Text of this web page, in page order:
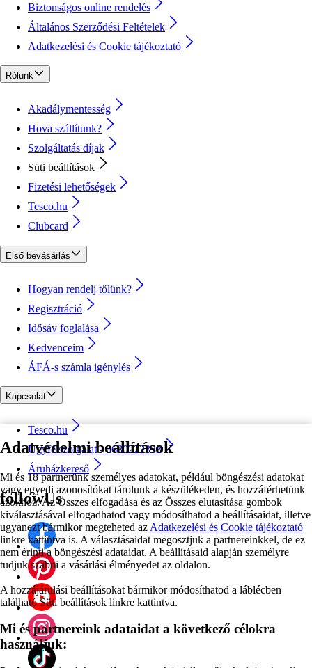
Adatvédelmi beállítások
Mi és 18 partnerünk személyes adatokat, például böngészési adatokat
vagy egyedi azonosítókat tárolunk a készülékeden, és hozzáférhetünk
azokhoz. Az Összes elfogadása és az Összes elutasítása gombok
kiválasztásával elfogadhatod vagy módosíthatod a beállításaidat, illetve
ugyanezt bármikor megteheted az Adatkezelési és Cookie tájékoztató
linkre kattintva is. A választásaidat megosztjuk a partnereinkkel, de ez
nem érinti a böngészési adataidat. A beállításaid alapján személyre
tudjuk szabni a vásárlási élményedet az oldalon.
A hozzájárulási beállításokat bármikor módosíthatod a láblécben
található Süti beállítások linkre kattintva.
Mi és partnereink adataidat a következő célokra
használjuk:
Biztonságos online rendelés
Általános Szerződési Feltételek
Adatkezelési és Cookie tájékoztató
Rólunk
Akadálymentesség
Hova szállítunk?
Szolgáltatás díjak
Süti beállítások
Fizetési lehetőségek
Tesco.hu
Clubcard
Első bevásárlás
Hogyan rendelj tőlünk?
Regisztráció
Idősáv foglalása
Kedvenceim
ÁFÁ-s számla igénylés
Kapcsolat
Tesco.hu
Ügyfélszolgálat - 0680222333
Áruházkereső
followUs